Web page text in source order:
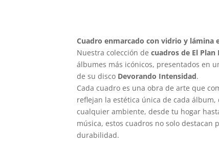
Cuadro enmarcado con vidrio y lámina
Nuestra colección decuadros de El Plan
álbumes más icónicos, presentados en
de su disco Devorando Intensidad.
Cada cuadro es una obra de arte que
reflejan la estética única de cada
cualquier ambiente, desde tu hogar
música, estos cuadros no solo
durabilidad.